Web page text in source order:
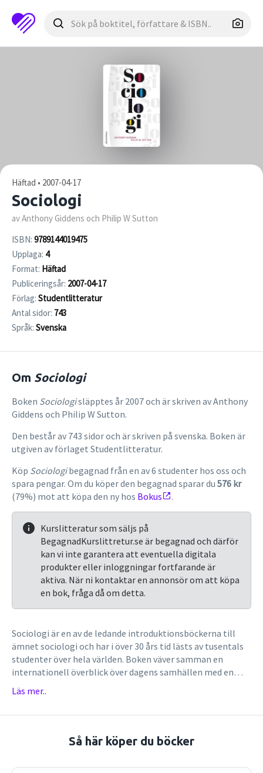
Häftad • 2007-04-17
Sociologi
av Anthony Giddens och Philip W Sutton
ISBN: 9789144019475
Upplaga: 4
Format: Häftad
Publiceringsår: 2007-04-17
Förlag: Studentlitteratur
Antal sidor: 743
Språk: Svenska
Om Sociologi
Boken Sociologisläpptes år 2007 och är skriven av Anthony
Giddens och Philip W Sutton.
Den består av 743 sidor och är skriven på svenska. Boken är
utgiven av förlaget Studentlitteratur.
Köp Sociologibegagnad från en av 6 studenter hos oss och
spara pengar. Om du köper den begagnad sparar du 576 kr
(79%) mot att köpa den ny hos Bokus .
Kurslitteratur som säljs på
BegagnadKurslittretur.se är begagnad och därför
kan vi inte garantera att eventuella digitala
produkter eller inloggningar fortfarande är
aktiva. När ni kontaktar en annonsör om att köpa
en bok, fråga då om detta.
Sociologi är en av de ledande introduktionsböckerna till
ämnet sociologi och har i över 30 års tid lästs av tusentals
studenter över hela världen. Boken väver samman en
internationell överblick över dagens samhällen med en
gedigen genomgång av disciplinens teoretiska huvuddrag.
Boken ger en klar och överskådlig introduktion till
individ ska kunna engagera sig i centrala samhällsfrågor.
Denna upplaga, den sjätte på svenska, har reviderats i sin
Läs mer..
Så här köper du böcker